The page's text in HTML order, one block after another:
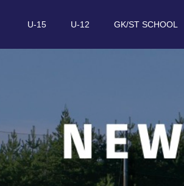
U-15 U-12 GK/ST SCHOOL